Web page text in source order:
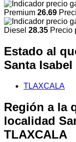
Premium 26.69
Diesel 28.35 Precio
Estado al
Santa
TLAXCALA
Región a la
localidad
TLAXCALA